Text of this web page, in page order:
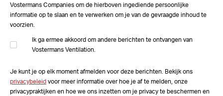
Vostermans Companies om de hierboven ingediende persoonlijke
informatie op te slaan en te verwerken om je van de gevraagde inhoud te
voorzien.
Ik ga ermee akkoord om andere berichten te ontvangen van
Vostermans Ventilation.
Je kunt je op elk moment afmelden voor deze berichten. Bekijk ons
privacybeleid voor meer informatie over hoe je af te melden, onze
privacypraktijken en hoe we ons inzetten om je privacy te beschermen en